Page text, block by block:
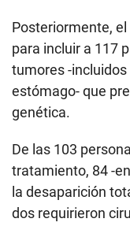
Posteriormente,
para incluir a 117
tumores -
estómago- que
genética.
De las 103
tratamiento, 84 -
la desaparición
dos requirieron